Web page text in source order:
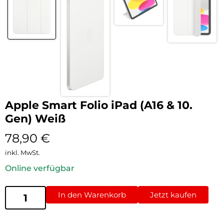
Apple Smart Folio iPad (A16 & 10.
Gen) Weiß
78,90 €
inkl. MwSt.
Online verfügbar
In den Warenkorb Jetzt kaufen